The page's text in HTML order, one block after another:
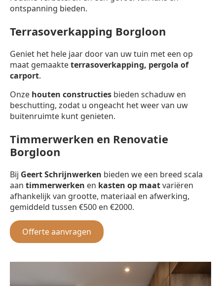
ontspanning bieden.
Terrasoverkapping Borgloon
Geniet het hele jaar door van uw tuin met een op
maat gemaakteterrasoverkapping, pergola of
carport.
Onze houten constructies bieden schaduw en
beschutting, zodat u ongeacht het weer van uw
buitenruimte kunt genieten.
Timmerwerken en Renovatie
Borgloon
Bij Geert Schrijnwerken bieden we een breed scala
aan timmerwerken en kasten op maatvariëren
afhankelijk van grootte, materiaal en afwerking,
gemiddeld tussen €500 en €2000.
Offerte aanvragen